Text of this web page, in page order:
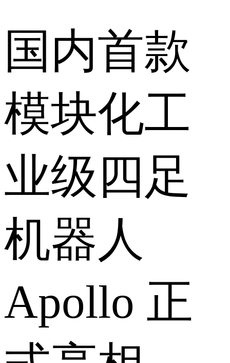
国内首款
模块化工
业级四足
机器人
Apollo 正